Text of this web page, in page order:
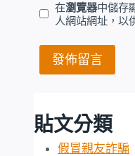
在瀏覽器中儲存
人網站網址，以
貼文分類
假冒親友詐騙